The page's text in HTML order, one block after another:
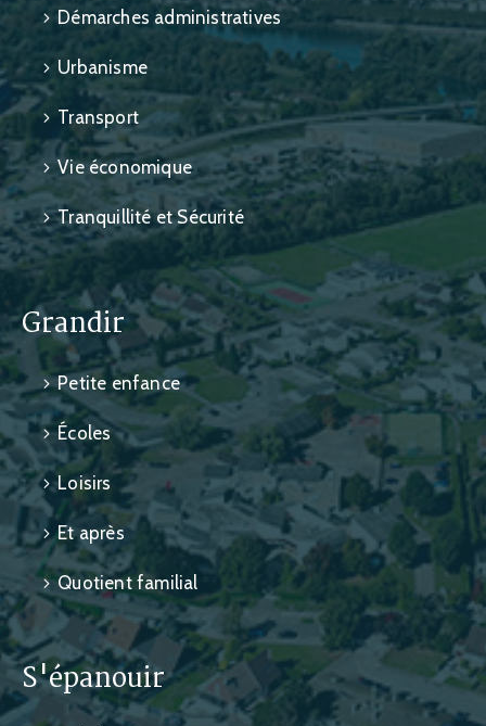
Démarches administratives
Urbanisme
Transport
Vie économique
Tranquillité et Sécurité
Grandir
Petite enfance
Écoles
Loisirs
Et après
Quotient familial
S'épanouir